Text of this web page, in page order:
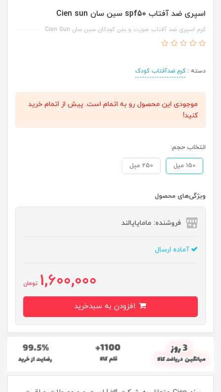
اسپری ضد آفتاب spf50 سین سان Cien sun
کرم اسپری ضد آفتاب صورت و بدن کودکان سین سان Cien Sun
دسته :کرم ضدآفتاب کودک
موجودی این محصول رو به اتمام است. پیش از اتمام خرید
کنید!
انتخاب حجم:
150 میل 250 میل
ویژگی‌های محصول
فروشنده: ماماپاپالند
آماده ارسال
1,600,000 تومان